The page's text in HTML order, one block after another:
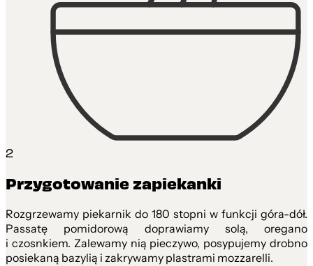
2
Przygotowanie zapiekanki
Rozgrzewamy piekarnik do 180 stopni w funkcji góra-dół.
Passatę pomidorową doprawiamy solą, oregano
i czosnkiem. Zalewamy nią pieczywo, posypujemy drobno
posiekaną bazylią i zakrywamy plastrami mozzarelli.